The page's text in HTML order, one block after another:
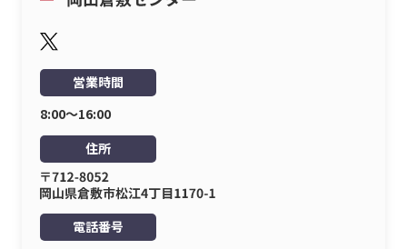
営業時間
8:00〜16:00
住所
電話番号